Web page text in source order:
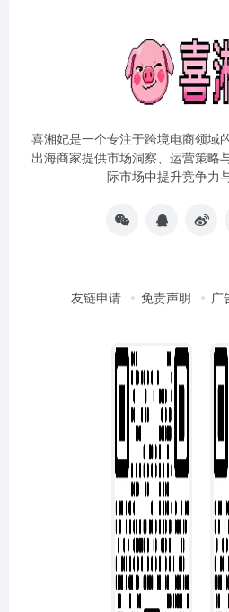
喜湘妃是一个专注于跨境电商领域
出海商家提供市场洞察、运营策略
际市场中提升竞争力
友链申请 免责声明 广